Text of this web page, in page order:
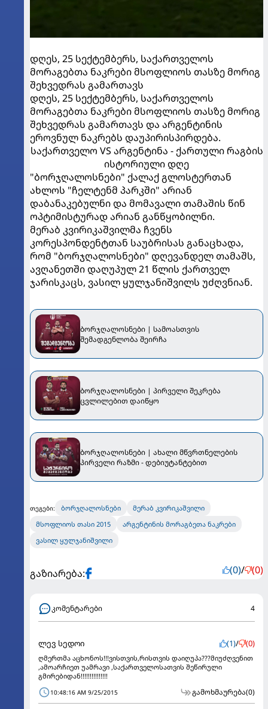
დღეს, 25 სექტემბერს, საქართველოს
მორაგებთა ნაკრები მსოფლიოს თასზე მორიგ
შეხვედრას გამართავს
დღეს, 25 სექტემბერს, საქართველოს
მორაგებთა ნაკრები მსოფლიოს თასზე მორიგ
შეხვედრას გამართავს და არგენტინის
ეროვნულ ნაკრებს დაუპირისპირდება.
საქართველო VS არგენტინა - ქართული რაგბის
ისტორიული დღე
"ბორჯღალოსნები" ქალაქ გლოსტერთან
ახლოს "ჩელტენმ პარკში" არიან
დაბანაკებულნი და მომავალი თამაშის წინ
ოპტიმისტურად არიან განწყობილნი.
მერაბ კვირიკაშვილმა ჩვენს
კორესპონდენტთან საუბრისას განაცხადა,
რომ "ბორჯღალოსნები" დღევანდელ თამაშს,
ავღანეთში დაღუპულ 21 წლის ქართველ
ჯარისკაცს, ვასილ ყულჯანიშვილს უძღვნიან.
ბორჯღალოსნები | სამოასთვის
შემადგენლობა შეირჩა
ბორჯღალოსნები | პირველი შეკრება
ცვლილებით დაიწყო
ბორჯღალოსნები | ახალი მწვრთნელების
პირველი რაზმი - დებიუტანტებით
თეგები: ბორჯღალოსნები
მერაბ კვირიკაშვილი
მსოფლიოს თასი 2015
არგენტინის მორაგბეთა ნაკრები
ვასილ ყულჯანიშვილი
გაზიარება: (0)/ (0)
კომენტარები 4
ლევ სედოი (1)/ (0)
ღმერთმა აცხონოს!!!ვისთვის,რისთვის დაიღუპა???მიუძღვენით
,ამოარჩიეთ უამრავი ,საქართველოსათვის შეწირული
გმირებიდან!!!!!!!!!!!!!!!
10:48:16 AM 9/25/2015 გამოხმაურება(0)